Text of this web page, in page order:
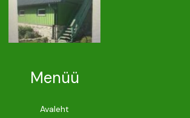
Menüü
Avaleht